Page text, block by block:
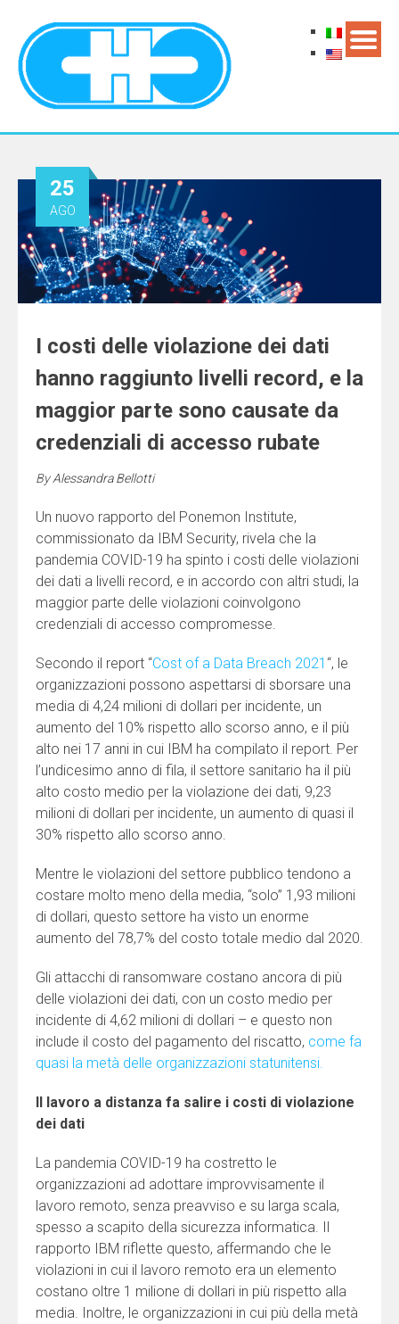
I costi delle violazione dei dati
hanno raggiunto livelli record, e la
maggior parte sono causate da
credenziali di accesso rubate
25
AGO
ByAlessandra Bellotti
Un nuovo rapporto del Ponemon Institute,
commissionato da IBM Security, rivela che la
pandemia COVID-19 ha spinto i costi delle violazioni
dei dati a livelli record, e in accordo con altri studi, la
maggior parte delle violazioni coinvolgono
credenziali di accesso compromesse.
Secondo il report “Cost of a Data Breach 2021 “, le
organizzazioni possono aspettarsi di sborsare una
media di 4,24 milioni di dollari per incidente, un
aumento del 10% rispetto allo scorso anno, e il più
alto nei 17 anni in cui IBM ha compilato il report. Per
l’undicesimo anno di fila, il settore sanitario ha il più
alto costo medio per la violazione dei dati, 9,23
milioni di dollari per incidente, un aumento di quasi il
30% rispetto allo scorso anno.
Mentre le violazioni del settore pubblico tendono a
costare molto meno della media, “solo” 1,93 milioni
di dollari, questo settore ha visto un enorme
aumento del 78,7% del costo totale medio dal 2020.
Gli attacchi di ransomware costano ancora di più
delle violazioni dei dati, con un costo medio per
incidente di 4,62 milioni di dollari – e questo non
include il costo del pagamento del riscatto, come fa
quasi la metà delle organizzazioni statunitensi.
Il lavoro a distanza fa salire i costi di violazione
dei dati
La pandemia COVID-19 ha costretto le
organizzazioni ad adottare improvvisamente il
lavoro remoto, senza preavviso e su larga scala,
spesso a scapito della sicurezza informatica. Il
rapporto IBM riflette questo, affermando che le
violazioni in cui il lavoro remoto era un elemento
costano oltre 1 milione di dollari in più rispetto alla
media. Inoltre, le organizzazioni in cui più della metà